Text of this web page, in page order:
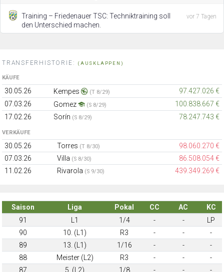
Training – Friedenauer TSC: Techniktraining soll
den Unterschied machen.
vor 7 Tagen
TRANSFERHISTORIE: (AUSKLAPPEN)
KÄUFE
30.05.26 Kempes (T 8/29)
97.427.026 €
07.03.26
Gomez (S 8/29)
100.838.667 €
17.02.26
Sorín (S 8/29) 78.247.743 €
VERKÄUFE
30.05.26 Torres (T 8/30)
98.060.270 €
07.03.26
Villa (S 8/30)
86.508.054 €
11.02.26
Rivarola (S 9/30) 439.349.269 €
Saison Liga Pokal CC AC
KC
91
L1 1/4 - -
LP
90
10. (L1) R3 - -
-
89
13. (L1) 1/16 - -
-
88
Meister (L2) R3 - -
-
87
5. (L2) 1/8 - - -